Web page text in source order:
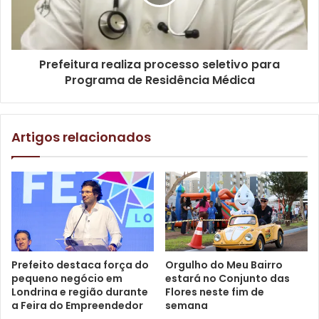
feminino, ao possibilitar uma alternativa de geração de
renda com maior flexibilidade de horário. Esse aspecto é
fundamental para muitas mulheres, como aquelas com
filhos pequenos ou que exercem a atividade de cuidado
o trabalho com outras demandas”, disse.
Prefeitura realiza processo seletivo para
Programa de Residência Médica
Artigos relacionados
Prefeito destaca força do
pequeno negócio em
Londrina e região durante
a Feira do Empreendedor
Orgulho do Meu Bairro
estará no Conjunto das
Flores neste fim de
semana